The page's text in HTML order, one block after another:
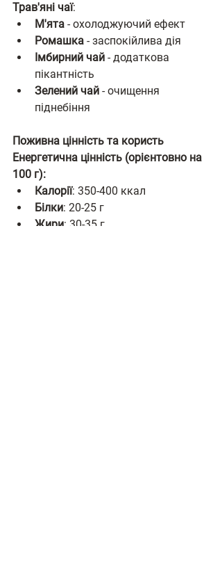
Трав'яні чаї:
М'ята - охолоджуючий ефект
Ромашка - заспокійлива дія
Імбирний чай - додаткова
пікантність
Зелений чай - очищення
піднебіння
Поживна цінність та користь
Енергетична цінність (орієнтовно на
100 г):
Калорії: 350-400 ккал
Білки: 20-25 г
Жири: 30-35 г